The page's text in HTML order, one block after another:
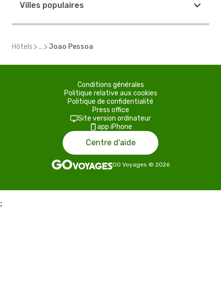
Villes populaires
Hôtels ... Joao Pessoa
Conditions générales
Politique relative aux cookies
Politique de confidentialité
Press office
Site version ordinateur
app iPhone
Centre d'aide
GO Voyages © 2026
;